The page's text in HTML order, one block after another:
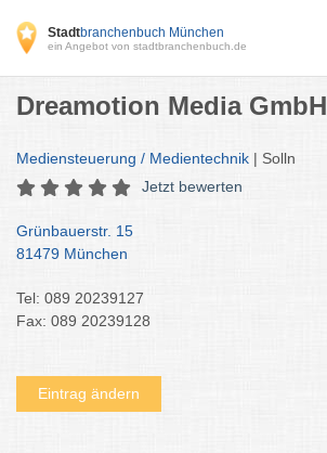
Stadtbranchenbuch München
ein Angebot von stadtbranchenbuch.de
Dreamotion Media GmbH
Mediensteuerung / Medientechnik | Solln
Jetzt bewerten
Grünbauerstr. 15
81479 München
Tel: 089 20239127
Fax: 089 20239128
Eintrag ändern